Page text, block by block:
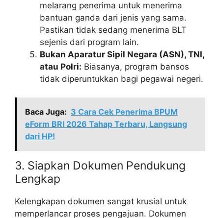
melarang penerima untuk menerima
bantuan ganda dari jenis yang sama.
Pastikan tidak sedang menerima BLT
sejenis dari program lain.
Bukan Aparatur Sipil Negara (ASN), TNI,
atau Polri: Biasanya, program bansos
tidak diperuntukkan bagi pegawai negeri.
Baca Juga: 3 Cara Cek Penerima BPUM
eForm BRI 2026 Tahap Terbaru, Langsung
dari HP!
3. Siapkan Dokumen Pendukung
Lengkap
Kelengkapan dokumen sangat krusial untuk
memperlancar proses pengajuan. Dokumen